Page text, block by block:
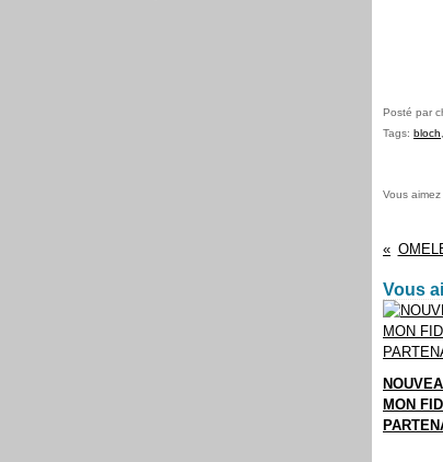
Posté par
Tags: bloch
Vous aimez
Vous
MON